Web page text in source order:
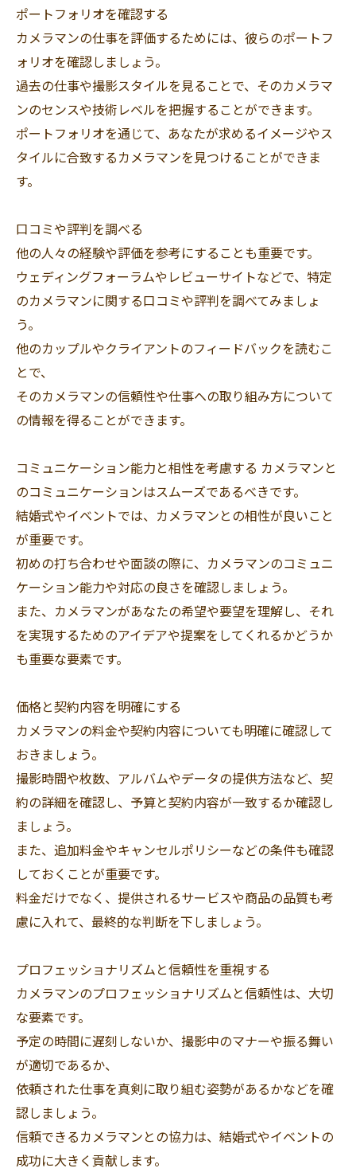
ポートフォリオを確認する
カメラマンの仕事を評価するためには、彼らのポートフ
ォリオを確認しましょう。
過去の仕事や撮影スタイルを見ることで、そのカメラマ
ンのセンスや技術レベルを把握することができます。
ポートフォリオを通じて、あなたが求めるイメージやス
タイルに合致するカメラマンを見つけることができま
す。
口コミや評判を調べる
他の人々の経験や評価を参考にすることも重要です。
ウェディングフォーラムやレビューサイトなどで、特定
のカメラマンに関する口コミや評判を調べてみましょ
う。
他のカップルやクライアントのフィードバックを読むこ
とで、
そのカメラマンの信頼性や仕事への取り組み方について
の情報を得ることができます。
コミュニケーション能力と相性を考慮する カメラマンと
のコミュニケーションはスムーズであるべきです。
結婚式やイベントでは、カメラマンとの相性が良いこと
が重要です。
初めの打ち合わせや面談の際に、カメラマンのコミュニ
ケーション能力や対応の良さを確認しましょう。
また、カメラマンがあなたの希望や要望を理解し、それ
を実現するためのアイデアや提案をしてくれるかどうか
も重要な要素です。
価格と契約内容を明確にする
カメラマンの料金や契約内容についても明確に確認して
おきましょう。
撮影時間や枚数、アルバムやデータの提供方法など、契
約の詳細を確認し、予算と契約内容が一致するか確認し
ましょう。
また、追加料金やキャンセルポリシーなどの条件も確認
しておくことが重要です。
料金だけでなく、提供されるサービスや商品の品質も考
慮に入れて、最終的な判断を下しましょう。
プロフェッショナリズムと信頼性を重視する
カメラマンのプロフェッショナリズムと信頼性は、大切
な要素です。
予定の時間に遅刻しないか、撮影中のマナーや振る舞い
が適切であるか、
依頼された仕事を真剣に取り組む姿勢があるかなどを確
認しましょう。
信頼できるカメラマンとの協力は、結婚式やイベントの
成功に大きく貢献します。